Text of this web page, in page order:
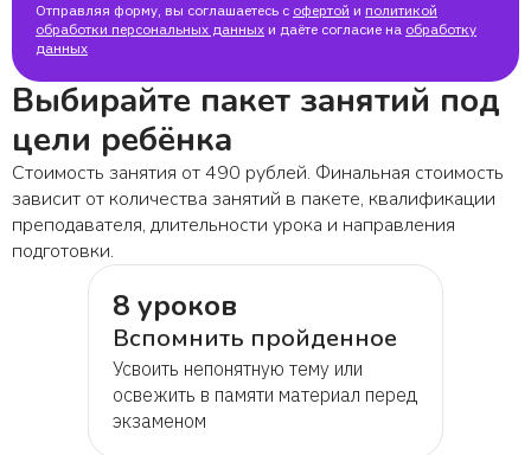
Отправляя форму, вы соглашаетесь с офертой и политикой
обработки персональных данных и даёте согласие на обработку
данных
Выбирайте пакет занятий под
цели ребёнка
Стоимость занятия от 490 рублей. Финальная стоимость
зависит от количества занятий в пакете, квалификации
преподавателя, длительности урока и направления
подготовки.
8 уроков
Вспомнить пройденное
Усвоить непонятную тему или
освежить в памяти материал перед
экзаменом